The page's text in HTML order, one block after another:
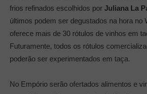
frios refinados escolhidos por Juliana La
últimos podem ser degustados na hora no
oferece mais de 30 rótulos de vinhos em
Futuramente, todos os rótulos
poderão ser experimentados em taça.
No Empório serão ofertados alimentos e